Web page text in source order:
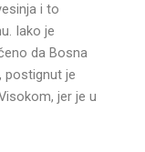
i to
Iako je
da Bosna
postignut je
jer je u